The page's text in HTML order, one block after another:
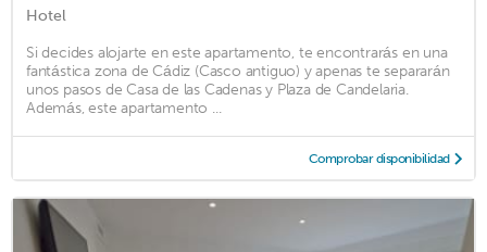
Hotel
Si decides alojarte en este apartamento, te encontrarás en una
fantástica zona de Cádiz (Casco antiguo) y apenas te separarán
unos pasos de Casa de las Cadenas y Plaza de Candelaria.
Además, este apartamento ...
Comprobar disponibilidad